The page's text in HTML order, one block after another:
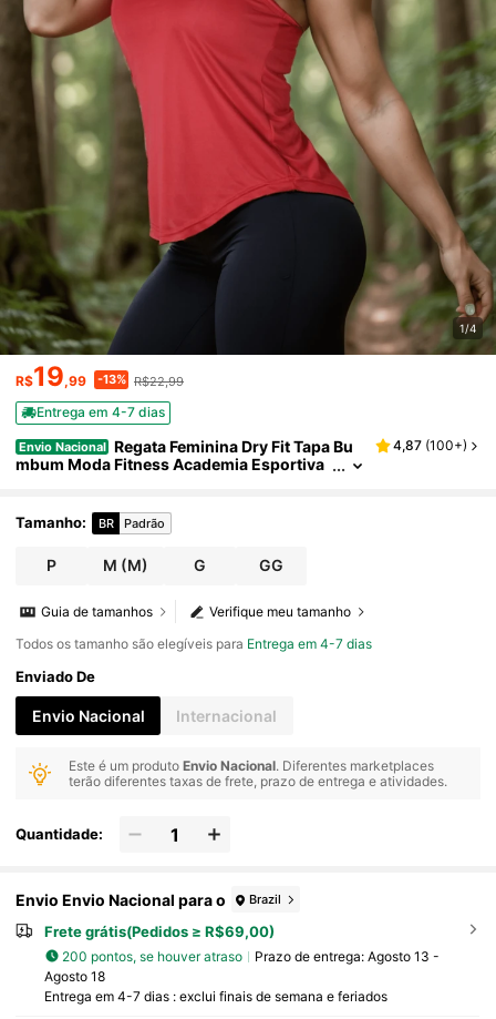
1/4
R$19,99 -13% R$22,99
Entrega em 4-7 dias
Envio Nacional Regata Feminina Dry Fit Tapa Bu
mbum Moda Fitness Academia Esportiva
4,87 (100+)
Tamanho: BR Padrão
P M (M) G GG
Verifique meu tamanho
Guia de tamanhos
Todos os tamanho são elegíveis para Entrega em 4-7 dias
Enviado De
Envio Nacional Internacional
Este é um produtoEnvio Nacional. Diferentes marketplaces
terão diferentes taxas de frete, prazo de entrega e atividades.
Quantidade:
Envio Envio Nacional para o Brazil
Frete grátis(Pedidos ≥ R$69,00)
200 pontos, se houver atraso Prazo de entrega: Agosto 13 -
Agosto 18
Entrega em 4-7 dias : exclui finais de semana e feriados